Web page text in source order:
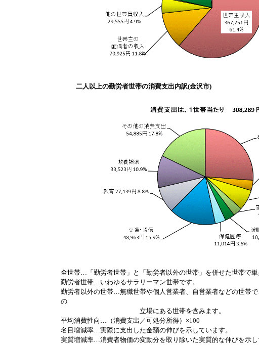
二人以上の勤労者世帯の消費支出内訳(金沢市)
全世帯…「勤労者世帯」と「勤労者以外の世帯」を併せた世帯で単
勤労者世帯…いわゆるサラリーマン世帯です。
勤労者以外の世帯…無職世帯や個人営業者、自営業者などの世帯
の
立場にある世帯を含みます。
平均消費性向…（消費支出／可処分所得）×100
名目増減率…実際に支出した金額の伸びを示しています。
実質増減率…消費者物価の変動分を取り除いた実質的な伸びを示し